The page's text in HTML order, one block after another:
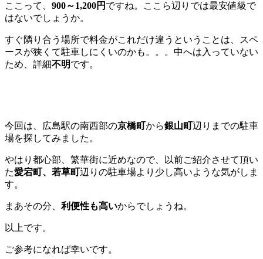
ここって、 900～1,200円 ですね。ここら辺りでは最安値級で
はないでしょうか。
すぐ隣り合う場所で料金がこれだけ違うということは、スペ
ースが狭くて駐車しにくいのかも。。。中へは入っていない
ため、詳細不明です。
今回は、広島駅の南西部の京橋町から銀山町辺りまでの駐車
場を探してみました。
やはり都心部、繁華街に近めなので、以前ご紹介させて頂い
た愛宕町、若草町辺りの駐車場より少し高いような気がしま
す。
まあその分、 利便性も高いからでしょうね。
以上です。
ご参考になれば幸いです。